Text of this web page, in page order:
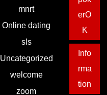
mnrt
Online dating
sls
Uncategorized
welcome
zoom
erO
K
Info
rma
tion